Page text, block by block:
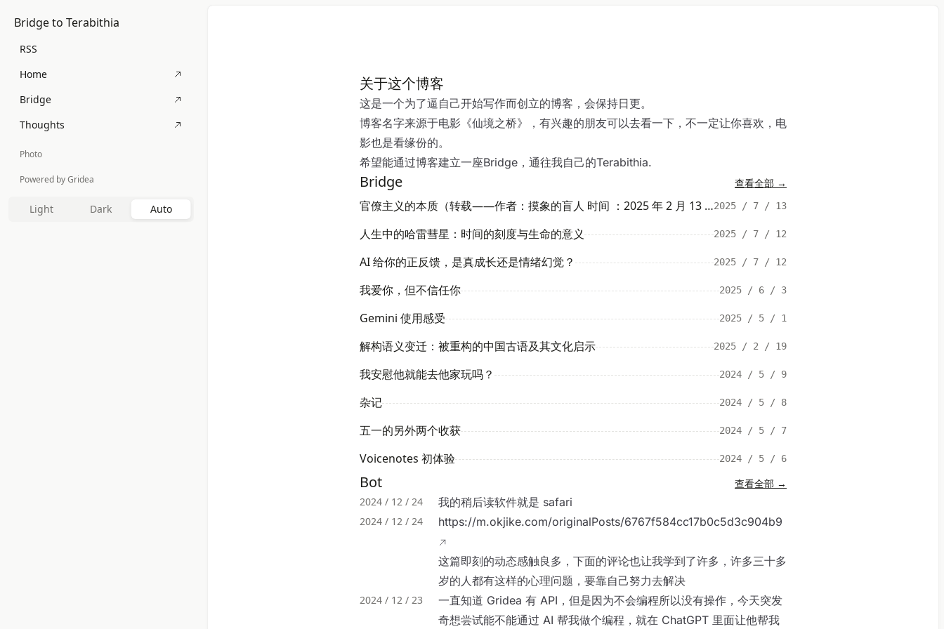
Bridge to Terabithia
RSS
Home
Bridge
Thoughts
Photo
Powered by Gridea
Light Dark Auto
关于这个博客
这是一个为了逼自己开始写作而创立的博客，会保持日更。
博客名字来源于电影《仙境之桥》，有兴趣的朋友可以去看一下，不一定让你喜欢，电
影也是看缘份的。
希望能通过博客建立一座Bridge，通往我自己的Terabithia.
Bridge 查看全部 →
官僚主义的本质（转载——作者：摸象的盲人 时间 ：2025 年 2 月 13 日星期四）2025 / 7 / 13
人生中的哈雷彗星：时间的刻度与生命的意义 2025 / 7 / 12
AI 给你的正反馈，是真成长还是情绪幻觉？ 2025 / 7 / 12
我爱你，但不信任你 2025 / 6 / 3
Gemini 使用感受 2025 / 5 / 1
解构语义变迁：被重构的中国古语及其文化启示 2025 / 2 / 19
我安慰他就能去他家玩吗？ 2024 / 5 / 9
杂记 2024 / 5 / 8
五一的另外两个收获 2024 / 5 / 7
Voicenotes 初体验 2024 / 5 / 6
Bot 查看全部 →
2024 / 12 / 24
我的稍后读软件就是 safari
2024 / 12 / 24 https://m.okjike.com/originalPosts/6767f584cc17b0c5d3c904b9
这篇即刻的动态感触良多，下面的评论也让我学到了许多，许多三十多
岁的人都有这样的心理问题，要靠自己努力去解决
2024 / 12 / 23
一直知道 Gridea 有 API，但是因为不会编程所以没有操作，今天突发
奇想尝试能不能通过 AI 帮我做个编程，就在 ChatGPT 里面让他帮我